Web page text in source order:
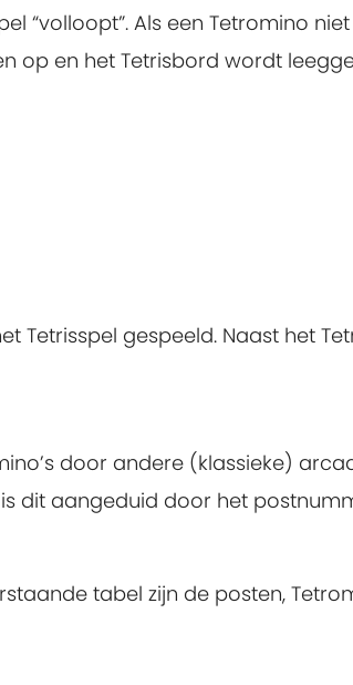
“volloopt”. Als een Tetromino
op en het Tetrisbord wordt
Tetrisspel gespeeld. Naast het
door andere (klassieke)
dit aangeduid door het
tabel zijn de posten,